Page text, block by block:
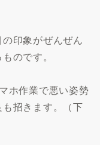
印象がぜんぜん
のです。
ホ作業で悪い姿勢
招きます。（下